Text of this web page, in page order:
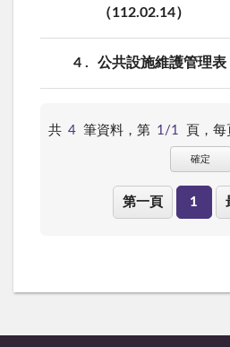
（112.02.14）
4 公共設施維護管理表
共 4 筆資料，第 1/1 頁， 每
確定
第一頁 1